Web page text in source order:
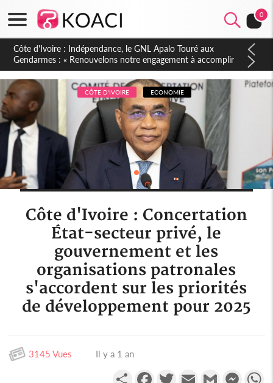
0
Sierra Leone : Un projet de réforme constitutionnelle en
gestation, points clés des amendements, un exclu d'avance
CÔTE D'IVOIRE ECONOMIE
Côte d'Ivoire : Concertation
État-secteur privé, le
gouvernement et les
organisations patronales
s'accordent sur les priorités
de développement pour 2025
3145 Vues Il y a 1 an
PartagerFacebookTwitterEmail Gmail